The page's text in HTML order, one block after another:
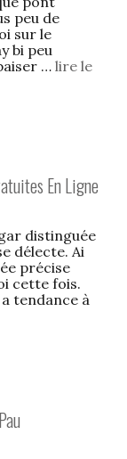
peu de
sur le
bi peu
… lire le
En Ligne
distinguée
délecte. Ai
précise
cette fois.
tendance à